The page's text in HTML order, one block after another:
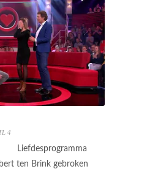
4
Liefdesprogramma
ten Brink gebroken